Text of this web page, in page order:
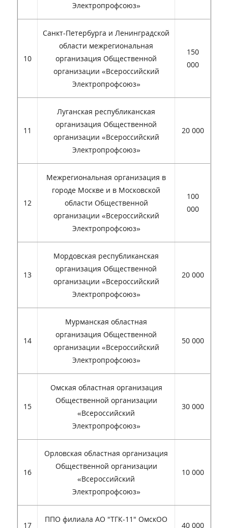
Электропрофсоюз»
10
Санкт-Петербурга и Ленинградской
области межрегиональная
организация Общественной
организации «Всероссийский
Электропрофсоюз»
150
000
11
Луганская республиканская
организация Общественной
организации «Всероссийский
Электропрофсоюз»
20 000
12
Межрегиональная организация в
городе Москве и в Московской
области Общественной
организации «Всероссийский
Электропрофсоюз»
100
000
13
Мордовская республиканская
организация Общественной
организации «Всероссийский
Электропрофсоюз»
20 000
14
Мурманская областная
организация Общественной
организации «Всероссийский
Электропрофсоюз»
50 000
15
Омская областная организация
Общественной организации
«Всероссийский
Электропрофсоюз»
30 000
16
Орловская областная организация
Общественной организации
«Всероссийский
Электропрофсоюз»
10 000
17
ППО филиала АО "ТГК-11" ОмскОО
40 000